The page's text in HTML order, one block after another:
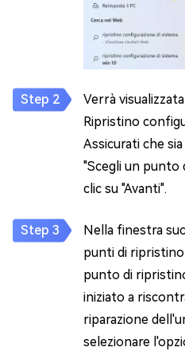
Verrà
Ripristino
Assicurati che
"Scegli un punto
clic su "Avanti".
Nella finestra
punti di ripristino
punto di
iniziato a
riparazione
selezionare